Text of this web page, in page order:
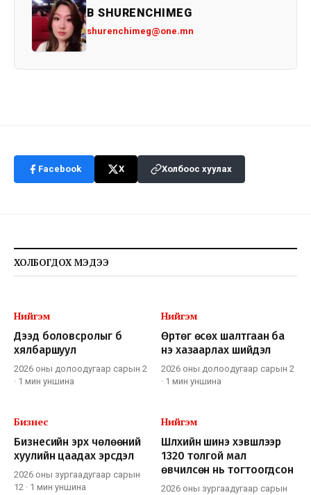
B SHURENCHIMEG
shurenchimeg@one.mn
Facebook X Холбоос хуулах
ХОЛБОГДОХ МЭДЭЭ
Нийгэм
Дээд боловсролыг бүү
хялбаршуул
2026 оны долоодугаар сарын 2
· 1 мин уншина
Нийгэм
Өртөг өсөх шалтгаан ба
үнэ хазаарлах шийдэл
2026 оны долоодугаар сарын 2
· 1 мин уншина
Бизнес
Бизнесийн эрх чөлөөний
хуулийн цаадах эрсдэл
2026 оны зургаадугаар сарын
12 · 1 мин уншина
Нийгэм
Шүлхийн шинэ хэвшлээр
1320 толгой мал
өвчилсөн нь тогтоогдсон
2026 оны зургаадугаар сарын